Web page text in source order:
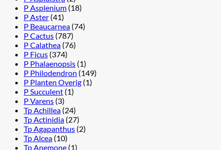
P Asplenium (18)
P Aster (41)
P Beaucarnea (74)
P Cactus (787)
P Calathea (76)
P Ficus (374)
P Phalaenopsis (1)
P Philodendron (149)
P Planten Overig (1)
P Succulent (1)
P Varens (3)
Tp Achillea (24)
Tp Actinidia (27)
Tp Agapanthus (2)
Tp Alcea (10)
Tp Anemone (1)